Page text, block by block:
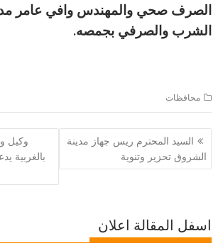
الصرف صحي والمهندس وافي عامر
الشرب والصرفي بجمصه.
محافظات
تصفّح
المقالات
السيد المحترم ريس جهاز مدينة
الشروق تحزير وتنوية
وكيل
بالغربية
اسفل المقالة اعلان